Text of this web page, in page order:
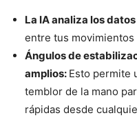
La IA analiza los
entre tus
Ángulos de
amplios: Esto permite
temblor de la mano
rápidas desde